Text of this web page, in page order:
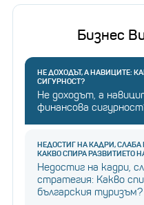
Бизнес
НЕ ДОХОДЪТ, А НАВИЦИТЕ:
СИГУРНОСТ?
Не доходът, а
финансова
НЕДОСТИГ НА КАДРИ, СЛАБА
КАКВО СПИРА РАЗВИТИЕТО
Недостиг на кадри,
стратегия: Какво
българския туризъм?